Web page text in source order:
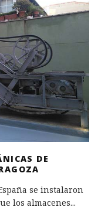
DE
se instalaron
los almacenes...